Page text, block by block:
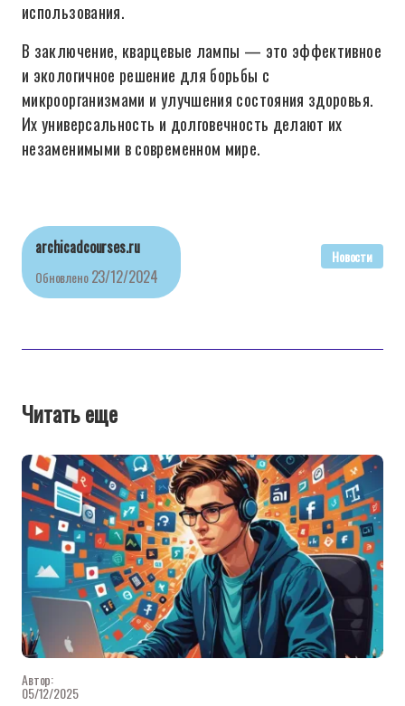
использования.
В заключение, кварцевые лампы — это эффективное
и экологичное решение для борьбы с
микроорганизмами и улучшения состояния здоровья.
Их универсальность и долговечность делают их
незаменимыми в современном мире.
archicadcourses.ru
Обновлено 23/12/2024
Новости
Читать еще
Автор:
05/12/2025